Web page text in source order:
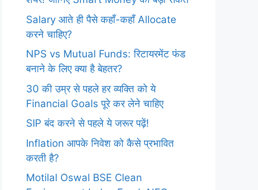
Salary आते ही पैसे कहाँ-कहाँ Allocate
करने चाहिए?
NPS vs Mutual Funds: रिटायरमेंट फंड
बनाने के लिए क्या है बेहतर?
30 की उम्र से पहले हर व्यक्ति को ये
Financial Goals पूरे कर लेने चाहिए
SIP बंद करने से पहले ये जरूर पढ़ें!
Inflation आपके निवेश को कैसे प्रभावित
करती है?
Motilal Oswal BSE Clean